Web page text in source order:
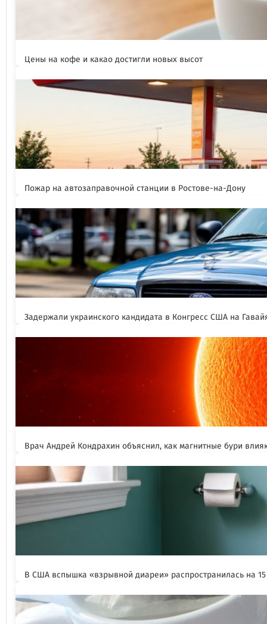
Цены на кофе и какао достигли новых высот
Пожар на автозаправочной станции в Ростове-на-Дону
Задержали украинского кандидата в Конгресс США на
Врач Андрей Кондрахин объяснил, как магнитные бури
В США вспышка «взрывной диареи» распространилась на